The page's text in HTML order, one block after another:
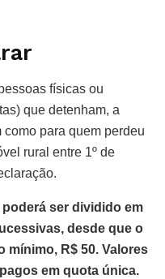
físicas ou
que detenham, a
para quem perdeu
rural entre 1º de
ser dividido em
desde que o
mínimo, R$ 50. Valores
em quota única.